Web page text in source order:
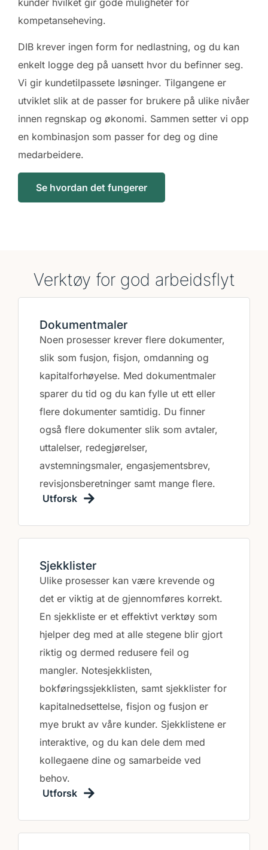
kunder hvilket gir gode muligheter for
kompetanseheving.
DIB krever ingen form for nedlastning, og du kan
enkelt logge deg på uansett hvor du befinner seg.
Vi gir kundetilpassete løsninger. Tilgangene er
utviklet slik at de passer for brukere på ulike nivåer
innen regnskap og økonomi. Sammen setter vi opp
en kombinasjon som passer for deg og dine
medarbeidere.
Se hvordan det fungerer
Verktøy for god arbeidsflyt
Dokumentmaler
Noen prosesser krever flere dokumenter,
slik som fusjon, fisjon, omdanning og
kapitalforhøyelse. Med dokumentmaler
sparer du tid og du kan fylle ut ett eller
flere dokumenter samtidig. Du finner
også flere dokumenter slik som avtaler,
uttalelser, redegjørelser,
avstemningsmaler, engasjementsbrev,
revisjonsberetninger samt mange flere.
Utforsk
Sjekklister
Ulike prosesser kan være krevende og
det er viktig at de gjennomføres korrekt.
En sjekkliste er et effektivt verktøy som
hjelper deg med at alle stegene blir gjort
riktig og dermed redusere feil og
mangler. Notesjekklisten,
bokføringssjekklisten, samt sjekklister for
kapitalnedsettelse, fisjon og fusjon er
mye brukt av våre kunder. Sjekklistene er
interaktive, og du kan dele dem med
kollegaene dine og samarbeide ved
behov.
Utforsk